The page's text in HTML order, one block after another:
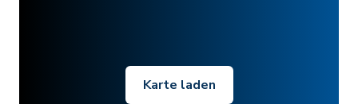
Karte laden